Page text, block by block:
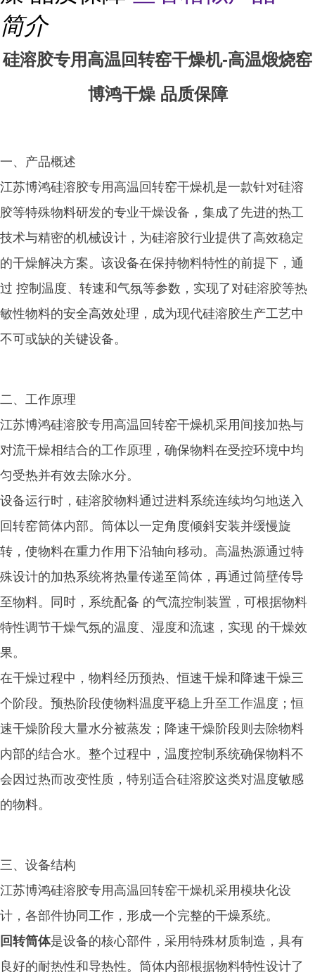
简介
硅溶胶专用高温回转窑干燥机-高温煅烧窑
博鸿干燥 品质保障
一、产品概述
江苏博鸿硅溶胶专用高温回转窑干燥机是一款针对硅溶
胶等特殊物料研发的专业干燥设备，集成了先进的热工
技术与精密的机械设计，为硅溶胶行业提供了高效稳定
的干燥解决方案。该设备在保持物料特性的前提下，通
过 控制温度、转速和气氛等参数，实现了对硅溶胶等热
敏性物料的安全高效处理，成为现代硅溶胶生产工艺中
不可或缺的关键设备。
二、工作原理
江苏博鸿硅溶胶专用高温回转窑干燥机采用间接加热与
对流干燥相结合的工作原理，确保物料在受控环境中均
匀受热并有效去除水分。
设备运行时，硅溶胶物料通过进料系统连续均匀地送入
回转窑筒体内部。筒体以一定角度倾斜安装并缓慢旋
转，使物料在重力作用下沿轴向移动。高温热源通过特
殊设计的加热系统将热量传递至筒体，再通过筒壁传导
至物料。同时，系统配备 的气流控制装置，可根据物料
特性调节干燥气氛的温度、湿度和流速，实现 的干燥效
果。
在干燥过程中，物料经历预热、恒速干燥和降速干燥三
个阶段。预热阶段使物料温度平稳上升至工作温度；恒
速干燥阶段大量水分被蒸发；降速干燥阶段则去除物料
内部的结合水。整个过程中，温度控制系统确保物料不
会因过热而改变性质，特别适合硅溶胶这类对温度敏感
的物料。
三、设备结构
江苏博鸿硅溶胶专用高温回转窑干燥机采用模块化设
计，各部件协同工作，形成一个完整的干燥系统。
回转筒体是设备的核心部件，采用特殊材质制造，具有
良好的耐热性和导热性。筒体内部根据物料特性设计了